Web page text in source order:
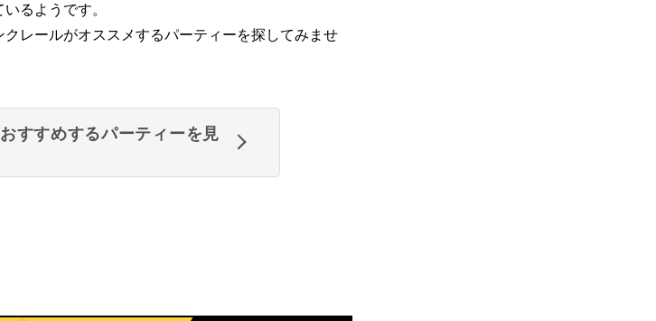
るようです。
レールがオススメするパーティーを探してみませ
すすめするパーティーを見